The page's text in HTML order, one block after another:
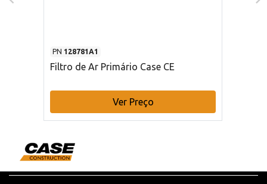
PN 128781A1
Filtro de Ar Primário Case CE
Ver Preço